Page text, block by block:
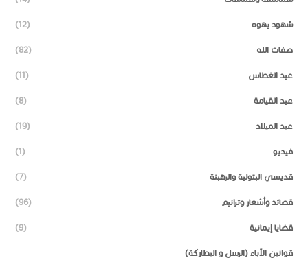
شهود يهوه (12)
صفات الله (82)
عيد الغطاس (11)
عيد القيامة (8)
عيد الميلاد (19)
فيديو (1)
قديسي البتولية والرهبنة (7)
قصائد وأشعار وترانيم (96)
قضايا إيمانية (9)
قوانين الآباء (الرسل و البطاركة)